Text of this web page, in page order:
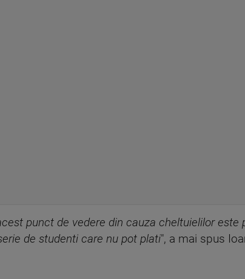
punct de vedere din cauza cheltuielilor este
de studenti care nu pot plati", a mai spus